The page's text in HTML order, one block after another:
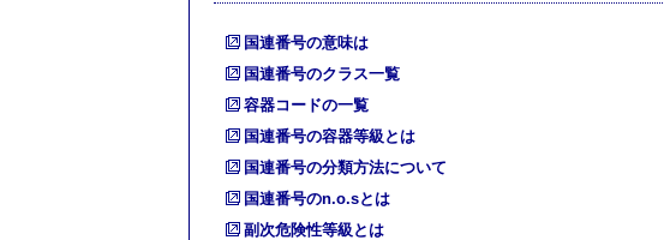
国連番号の意味は
国連番号のクラス一覧
容器コードの一覧
国連番号の容器等級とは
国連番号の分類方法について
国連番号のn.o.sとは
副次危険性等級とは